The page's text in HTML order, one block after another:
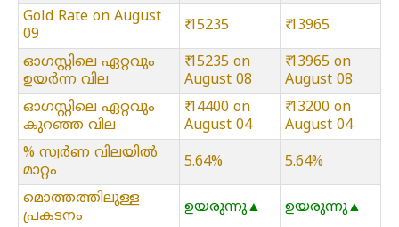
Gold Rate on August
09
₹ 15235 ₹ 13965
ഓഗസ്റ്റിലെ ഏറ്റവും
ഉയർന്ന വില
₹ 15235 on
August 08
₹ 13965 on
August 08
ഓഗസ്റ്റിലെ ഏറ്റവും
കുറഞ്ഞ വില
₹ 14400 on
August 04
₹ 13200 on
August 04
% സ്വർണ വിലയിൽ
മാറ്റം
5.64% 5.64%
മൊത്തത്തിലുള്ള
പ്രകടനം
ഉയരുന്നു▲ ഉയരുന്നു▲